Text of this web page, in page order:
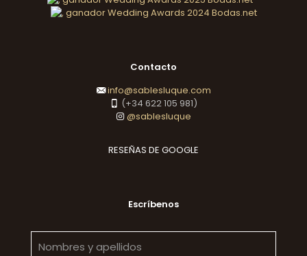
Contacto
info@sablesluque.com
(+34 622 105 981)
@sablesluque
RESEÑAS DE GOOGLE
Escríbenos